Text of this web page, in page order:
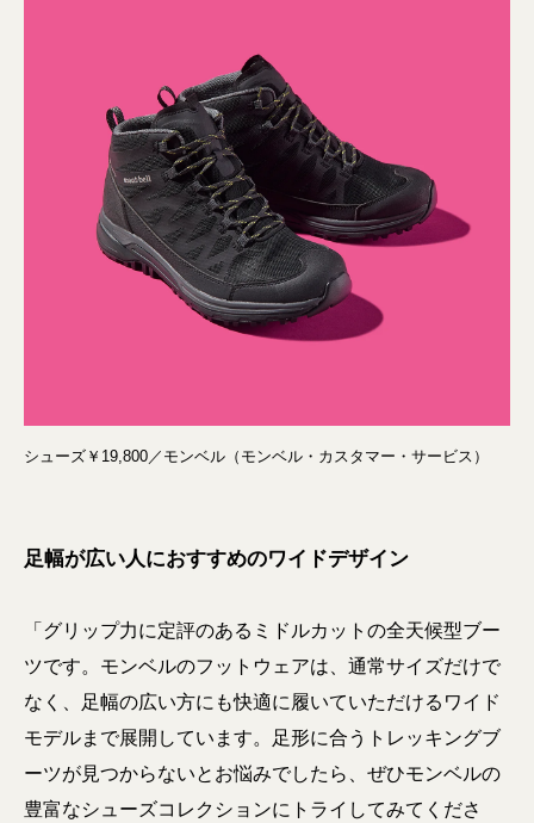
シューズ￥19,800／モンベル（モンベル・カスタマー・サービス）
足幅が広い人におすすめのワイドデザイン
「グリップ力に定評のあるミドルカットの全天候型ブー
ツです。モンベルのフットウェアは、通常サイズだけで
なく、足幅の広い方にも快適に履いていただけるワイド
モデルまで展開しています。足形に合うトレッキングブ
ーツが見つからないとお悩みでしたら、ぜひモンベルの
豊富なシューズコレクションにトライしてみてくださ